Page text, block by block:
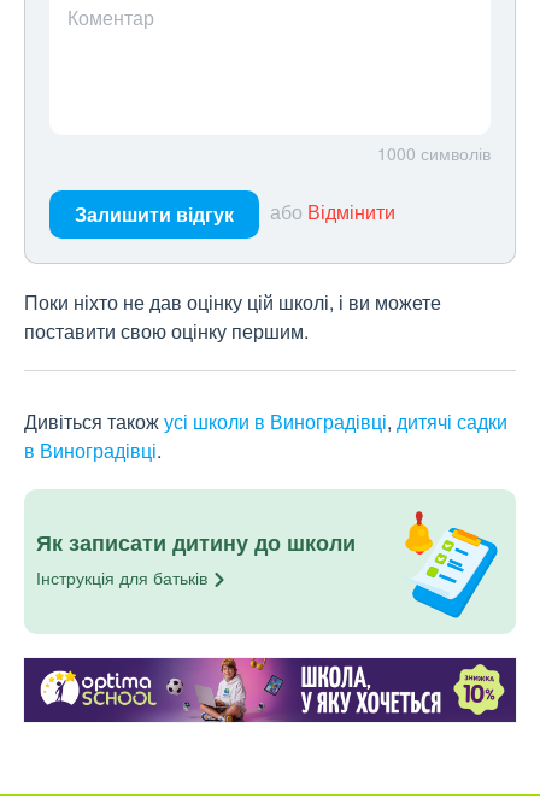
Коментар
1000 символів
Залишити відгук або Відмінити
Поки ніхто не дав оцінку цій школі, і ви можете
поставити свою оцінку першим.
Дивіться такожусі школи в Виноградівці, дитячі садки
в Виноградівці.
Як записати дитину до школи
Інструкція для батьків